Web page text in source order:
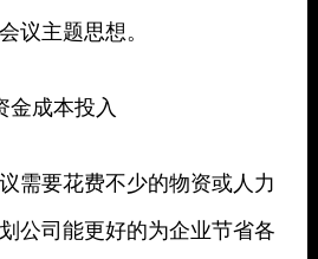
议主题思想。
金成本投入
需要花费不少的物资或人力
公司能更好的为企业节省各